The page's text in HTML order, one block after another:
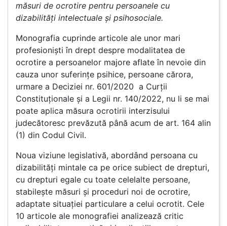
măsuri de ocrotire pentru persoanele cu
dizabilităţi intelectuale şi psihosociale.
Monografia cuprinde articole ale unor mari
profesioniști în drept despre modalitatea de
ocrotire a persoanelor majore aflate în nevoie din
cauza unor suferințe psihice, persoane cărora,
urmare a Deciziei nr. 601/2020 a Curții
Constituționale și a Legii nr. 140/2022, nu li se mai
poate aplica măsura ocrotirii interzisului
judecătoresc prevăzută până acum de art. 164 alin
(1) din Codul Civil.
Noua viziune legislativă, abordând persoana cu
dizabilități mintale ca pe orice subiect de drepturi,
cu drepturi egale cu toate celelalte persoane,
stabilește măsuri și proceduri noi de ocrotire,
adaptate situației particulare a celui ocrotit. Cele
10 articole ale monografiei analizează critic